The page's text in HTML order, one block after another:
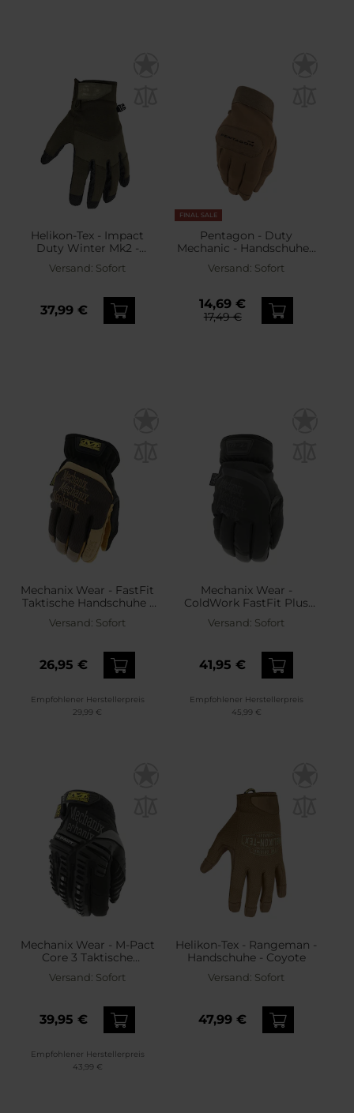
Helikon-Tex - Impact
Duty Winter Mk2 -
Handschuhe mit
Wärmeisolierung - Olive
Versand: Sofort
37,99 €
FINAL SALE
Pentagon - Duty
Mechanic - Handschuhe -
Versand: Sofort
14,69 €
17,49 €
Mechanix Wear - FastFit
Taktische Handschuhe -
Versand: Sofort
26,95 €
Empfohlener Herstellerpreis
29,99 €
Mechanix Wear -
ColdWork FastFit Plus
Tactical - Taktische
Handschuhe - Covert
Versand: Sofort
41,95 €
Empfohlener Herstellerpreis
45,99 €
Mechanix Wear - M-Pact
Core 3 Taktische
Handschuhe - Black/Grey
Versand: Sofort
39,95 €
Empfohlener Herstellerpreis
43,99 €
Helikon-Tex - Rangeman -
Handschuhe - Coyote
Versand: Sofort
47,99 €